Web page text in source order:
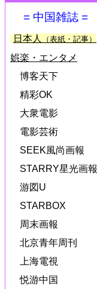
= 中国雑誌 =
日本人 （表紙・記事）
娯楽・エンタメ
博客天下
精彩OK
大衆電影
電影芸術
SEEK風尚画報
STARRY星光画報
游図U
STARBOX
周末画報
北京青年周刊
上海電視
悦游中国